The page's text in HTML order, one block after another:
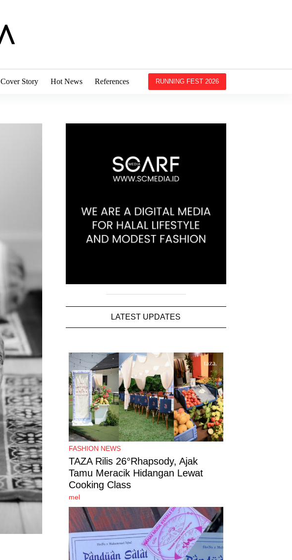
Cover Story Hot News References RUNNING FEST 2026
LATEST UPDATES
FASHION NEWS
TAZA Rilis 26°Rhapsody, Ajak
Tamu Meracik Hidangan Lewat
Cooking Class
mel